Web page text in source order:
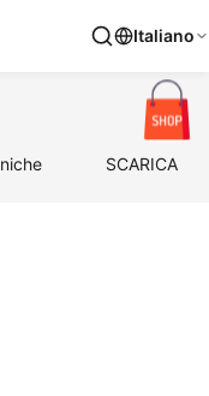
Italiano
SCARICA